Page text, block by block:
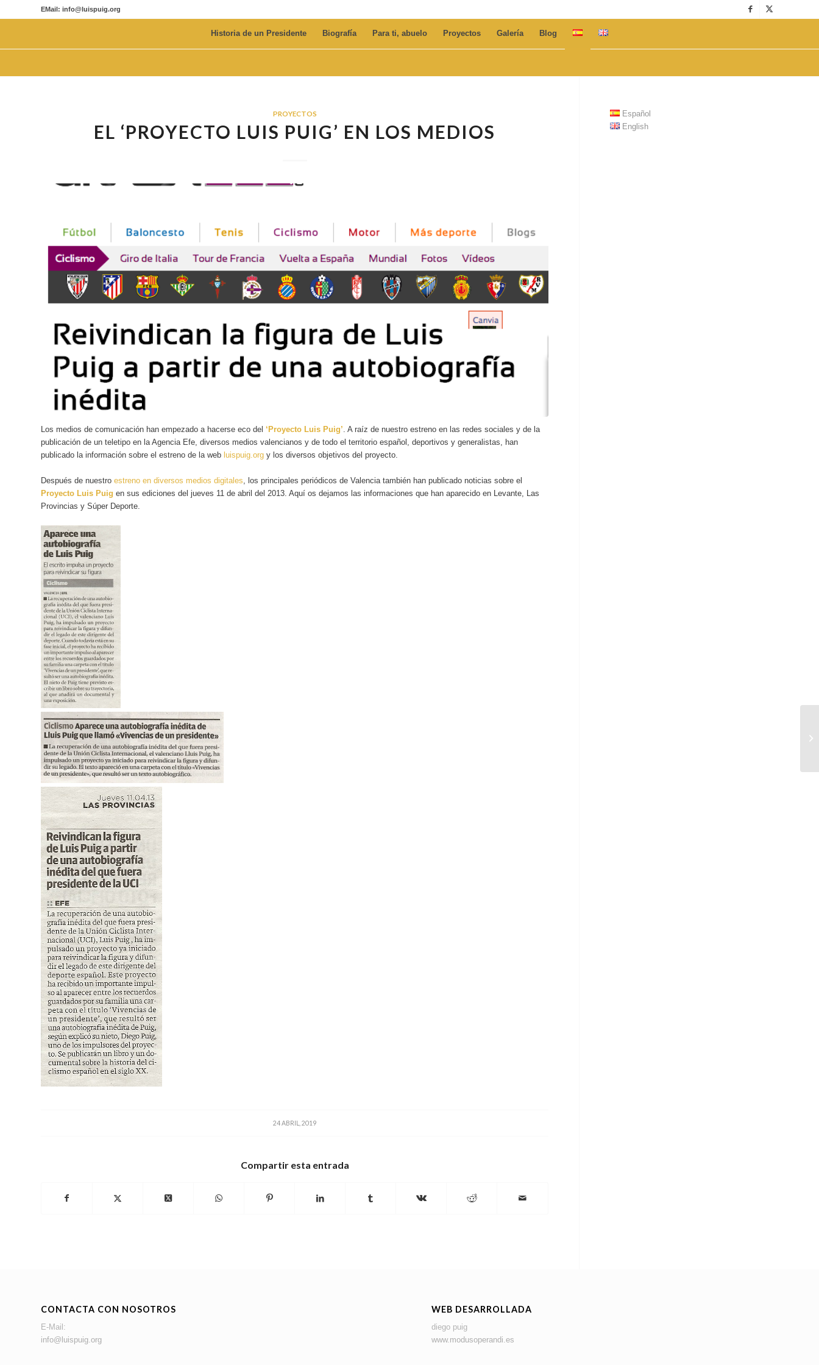
EMail: info@luispuig.org
Historia de un Presidente Biografía Para ti, abuelo Proyectos Galería Blog
PROYECTOS
EL ‘PROYECTO LUIS PUIG’ EN LOS MEDIOS
Los medios de comunicación han empezado a hacerse eco del ‘Proyecto Luis Puig’. A raíz de nuestro estreno en las redes sociales y de la
publicación de un teletipo en la Agencia Efe, diversos medios valencianos y de todo el territorio español, deportivos y generalistas, han
publicado la información sobre el estreno de la web luispuig.org y los diversos objetivos del proyecto.
Después de nuestro estreno en diversos medios digitales, los principales periódicos de Valencia también han publicado noticias sobre el
Proyecto Luis Puig en sus ediciones del jueves 11 de abril del 2013. Aquí os dejamos las informaciones que han aparecido en Levante, Las
Provincias y Súper Deporte.
24 ABRIL, 2019
Compartir esta entrada
Español
English
CONTACTA CON NOSOTROS
E-Mail:
info@luispuig.org
WEB DESARROLLADA
diego puig
www.modusoperandi.es